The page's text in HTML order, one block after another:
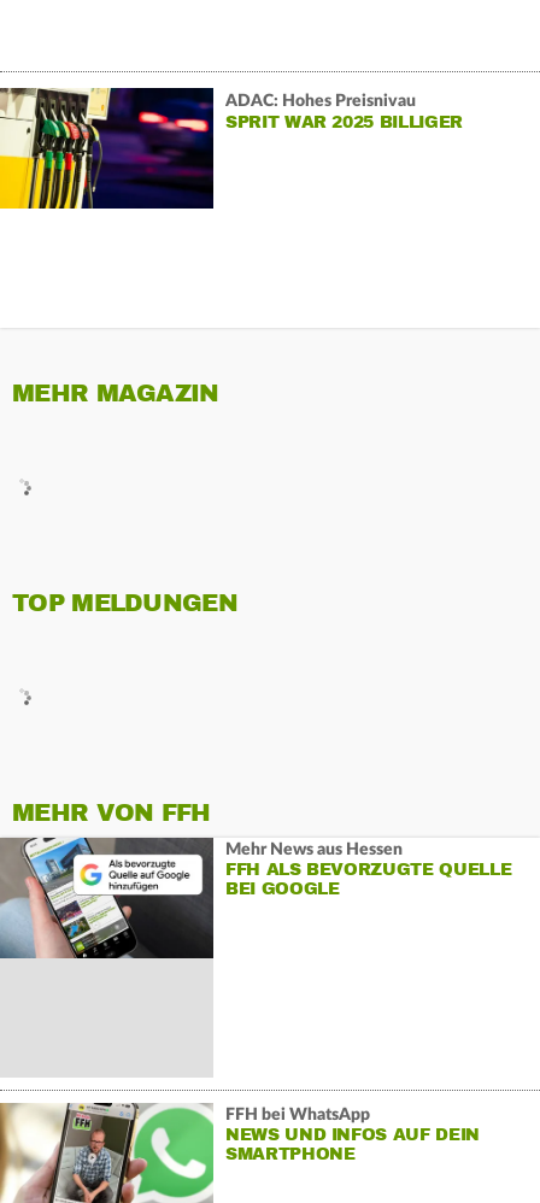
ADAC: Hohes Preisnivau
SPRIT WAR 2025 BILLIGER
MEHR MAGAZIN
TOP MELDUNGEN
MEHR VON FFH
Mehr News aus Hessen
FFH ALS BEVORZUGTE QUELLE
BEI GOOGLE
FFH bei WhatsApp
NEWS UND INFOS AUF DEIN
SMARTPHONE